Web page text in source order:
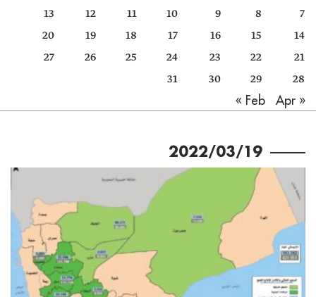
الأرشيف
7
8
9
10
11
12
13
14
15
16
17
18
19
20
21
22
23
24
25
26
27
28
29
30
31
« Feb
Apr »
2022/03/19